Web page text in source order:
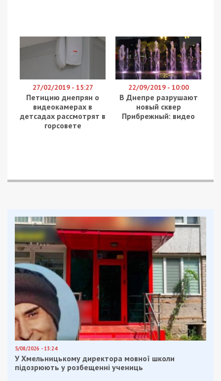
27/02/2019 - 15:27
Петицию днепрян о
видеокамерах в
детсадах рассмотрят в
горсовете
22/09/2019 - 10:00
В Днепре разрушают
новый сквер
Прибрежный: видео
5/08/2026 - 13:24
У Хмельницькому директора мовної школи
підозрюють у розбещенні учениць